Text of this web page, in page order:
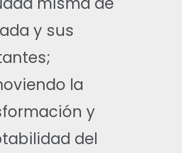
y sus
la
y
del